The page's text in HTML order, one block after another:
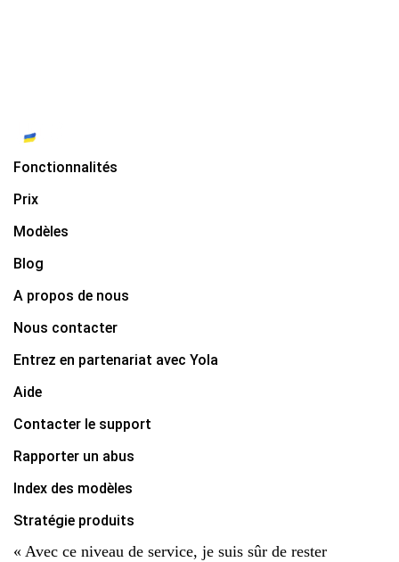
Fonctionnalités
Prix
Modèles
Blog
A propos de nous
Nous contacter
Entrez en partenariat avec Yola
Aide
Contacter le support
Rapporter un abus
Index des modèles
Stratégie produits
« Avec ce niveau de service, je suis sûr de rester